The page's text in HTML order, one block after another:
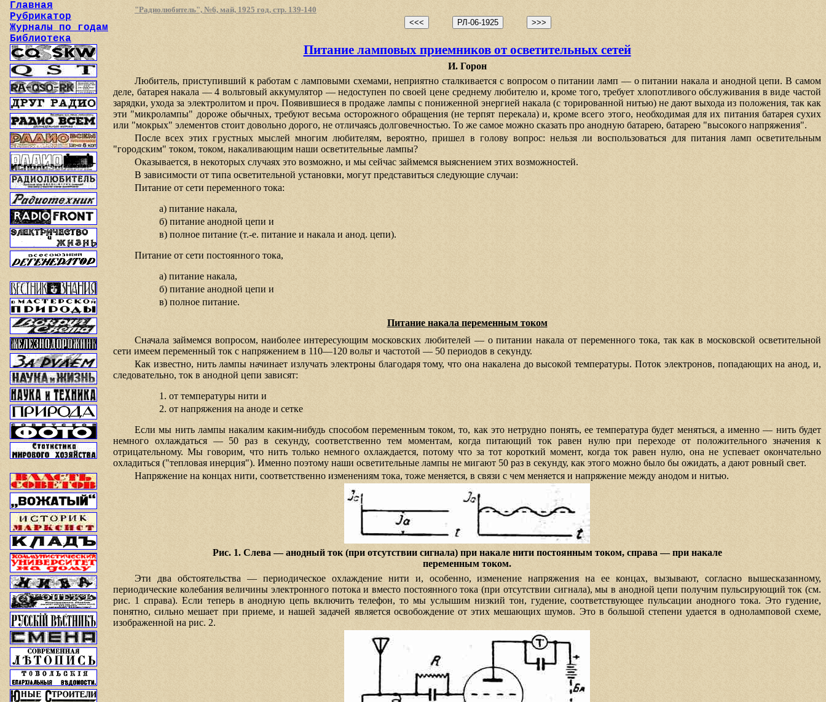
Главная
Рубрикатор
Журналы по годам
Библиотека
"Радиолюбитель", №6, май, 1925 год, стр. 139-140
Питание ламповых приемников от осветительных сетей
И. Горон
Любитель, приступивший к работам с ламповыми схемами, неприятно сталкивается с вопросом о питании ламп — о питании накала и анодной цепи. В самом
деле, батарея накала — 4 вольтовый аккумулятор — недоступен по своей цене среднему любителю и, кроме того, требует хлопотливого обслуживания в виде частой
зарядки, ухода за электролитом и проч. Появившиеся в продаже лампы с пониженной энергией накала (с торированной нитью) не дают выхода из положения, так как
эти "микролампы" дороже обычных, требуют весьма осторожного обращения (не терпят перекала) и, кроме всего этого, необходимая для их питания батарея сухих
или "мокрых" элементов стоит довольно дорого, не отличаясь долговечностью. То же самое можно сказать про анодную батарею, батарею "высокого напряжения".
После всех этих грустных мыслей многим любителям, вероятно, пришел в голову вопрос: нельзя ли воспользоваться для питания ламп осветительным
"городским" током, током, накаливающим наши осветительные лампы?
Оказывается, в некоторых случаях это возможно, и мы сейчас займемся выяснением этих возможностей.
В зависимости от типа осветительной установки, могут представиться следующие случаи:
Питание от сети переменного тока:
а) питание накала,
б) питание анодной цепи и
в) полное питание (т.-е. питание и накала и анод. цепи).
Питание от сети постоянного тока,
а) питание накала,
б) питание анодной цепи и
в) полное питание.
Питание накала переменным током
Сначала займемся вопросом, наиболее интересующим московских любителей — о питании накала от переменного тока, так как в московской осветительной
сети имеем переменный ток с напряжением в 110—120 вольт и частотой — 50 периодов в секунду.
Как известно, нить лампы начинает излучать электроны благодаря тому, что она накалена до высокой температуры. Поток электронов, попадающих на анод, и,
следовательно, ток в анодной цепи зависят:
1. от температуры нити и
2. от напряжения на аноде и сетке
Если мы нить лампы накалим каким-нибудь способом переменным током, то, как это нетрудно понять, ее температура будет меняться, а именно — нить будет
немного охлаждаться — 50 раз в секунду, соответственно тем моментам, когда питающий ток равен нулю при переходе от положительного значения к
отрицательному. Мы говорим, что нить только немного охлаждается, потому что за тот короткий момент, когда ток равен нулю, она не успевает окончательно
охладиться ("тепловая инерция"). Именно поэтому наши осветительные лампы не мигают 50 раз в секунду, как этого можно было бы ожидать, а дают ровный свет.
Напряжение на концах нити, соответственно изменениям тока, тоже меняется, в связи с чем меняется и напряжение между анодом и нитью.
Рис. 1. Слева — анодный ток (при отсутствии сигнала) при накале нити постоянным током, справа — при накале
переменным током.
Эти два обстоятельства — периодическое охлаждение нити и, особенно, изменение напряжения на ее концах, вызывают, согласно вышесказанному,
периодические колебания величины электронного потока и вместо постоянного тока (при отсутствии сигнала), мы в анодной цепи получим пульсирующий ток (см.
рис. 1 справа). Если теперь в анодную цепь включить телефон, то мы услышим низкий тон, гудение, соответствующее пульсации анодного тока. Это гудение,
понятно, сильно мешает при приеме, и нашей задачей является освобождение от этих мешающих шумов. Это в большой степени удается в одноламповой схеме,
изображенной на рис. 2.